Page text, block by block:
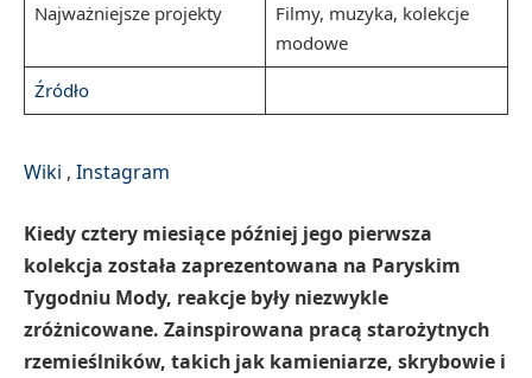
Najważniejsze projekty
Filmy, muzyka, kolekcje
modowe
Źródło
Wiki , Instagram
Kiedy cztery miesiące później jego pierwsza
kolekcja została zaprezentowana na Paryskim
Tygodniu Mody, reakcje były niezwykle
zróżnicowane. Zainspirowana pracą starożytnych
rzemieślników, takich jak kamieniarze, skrybowie i